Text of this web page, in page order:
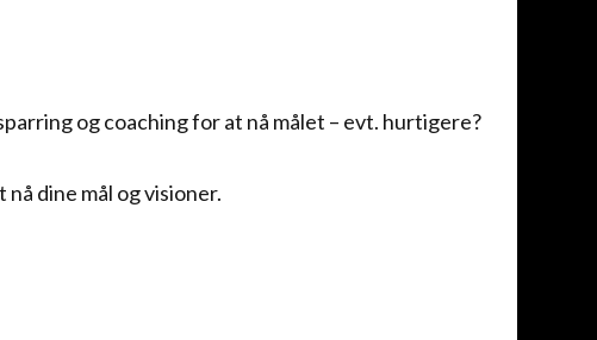
og coaching for at nå målet – evt. hurtigere?
dine mål og visioner.